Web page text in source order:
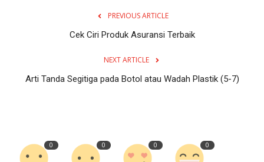
PREVIOUS ARTICLE
Cek Ciri Produk Asuransi Terbaik
NEXT ARTICLE
Arti Tanda Segitiga pada Botol atau Wadah Plastik (5-7)
0 0 0 0